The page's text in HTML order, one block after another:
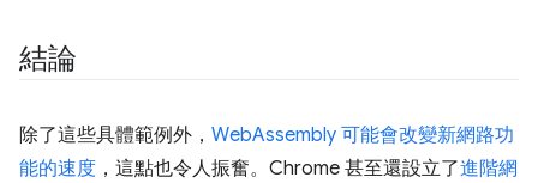
結論
除了這些具體範例外， WebAssembly 可能會改變新網路功
能的速度 ，這點也令人振奮。Chrome 甚至還設立了進階網